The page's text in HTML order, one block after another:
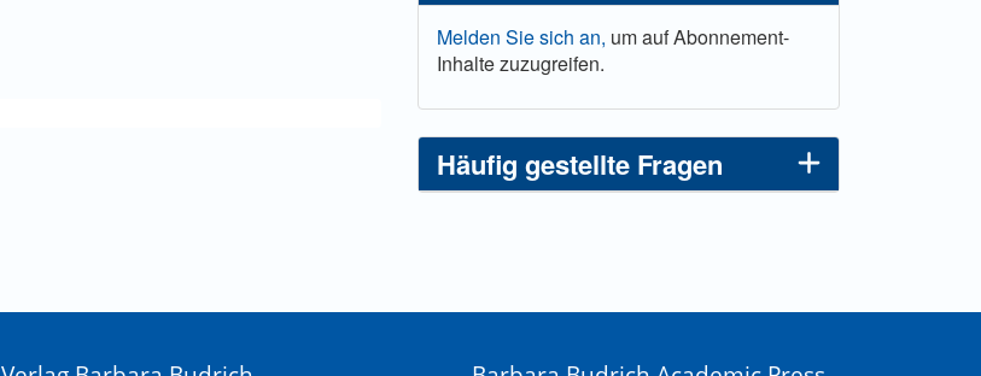
Melden Sie sich an, um auf Abonnement-
Inhalte zuzugreifen.
Häufig gestellte Fragen